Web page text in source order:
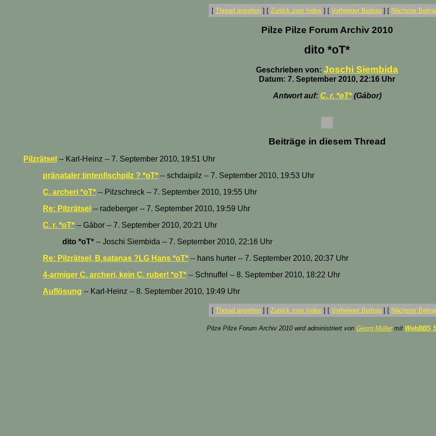
[ Thread ansehen ] [ Zurück zum Index ] [ Vorheriger Beitrag ] [ Nächster
Pilze Pilze Forum Archiv 2010
dito *oT*
Geschrieben von: Joschi Siembida
Datum: 7. September 2010, 22:16 Uhr
Antwort auf: C. r. *oT*(Gábor)
Beiträge in diesem Thread
Pilzrätsel -- Karl-Heinz -- 7. September 2010, 19:51 Uhr
pränataler tintenfischpilz ? *oT* -- schdaipilz -- 7. September 2010, 19:53 Uhr
C. archeri *oT* -- Pilzschreck -- 7. September 2010, 19:55 Uhr
Re: Pilzrätsel -- radeberger -- 7. September 2010, 19:59 Uhr
C. r. *oT* -- Gábor -- 7. September 2010, 20:21 Uhr
dito *oT* -- Joschi Siembida -- 7. September 2010, 22:16 Uhr
Re: Pilzrätsel, B.satanas ?LG Hans *oT* -- hans hurter -- 7. September 2010, 20:37 Uhr
4-armiger C. archeri, kein C. ruber! *oT* -- Schnuffel -- 8. September 2010, 18:22 Uhr
Auflösung -- Karl-Heinz -- 8. September 2010, 19:49 Uhr
[ Thread ansehen ] [ Zurück zum Index ] [ Vorheriger Beitrag ] [ Nächster
Pilze Pilze Forum Archiv 2010 wird administriert von Georg Müllermit WebBBS